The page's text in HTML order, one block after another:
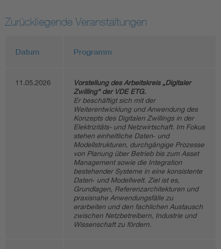
Zurückliegende Veranstaltungen
Datum Programm
11.05.2026
Vorstellung des Arbeitskreis „Digitaler
Zwilling“ der VDE ETG.
Er beschäftigt sich mit der
Weiterentwicklung und Anwendung des
Konzepts des Digitalen Zwillings in der
Elektrizitäts- und Netzwirtschaft. Im Fokus
stehen einheitliche Daten‑ und
Modellstrukturen, durchgängige Prozesse
von Planung über Betrieb bis zum Asset
Management sowie die Integration
bestehender Systeme in eine konsistente
Daten‑ und Modellwelt. Ziel ist es,
Grundlagen, Referenzarchitekturen und
praxisnahe Anwendungsfälle zu
erarbeiten und den fachlichen Austausch
zwischen Netzbetreibern, Industrie und
Wissenschaft zu fördern.